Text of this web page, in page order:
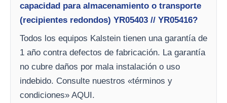
capacidad para almacenamiento o transporte
(recipientes redondos) YR05403 // YR05416?
Todos los equipos Kalstein tienen una garantía de
1 año contra defectos de fabricación. La garantía
no cubre daños por mala instalación o uso
indebido. Consulte nuestros «términos y
condiciones» AQUI.